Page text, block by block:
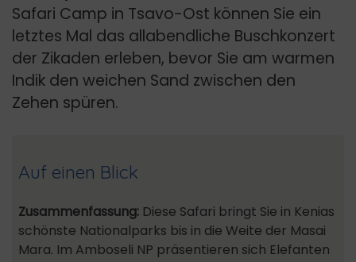
Safari Camp in Tsavo-Ost können Sie ein
letztes Mal das allabendliche Buschkonzert
der Zikaden erleben, bevor Sie am warmen
Indik den weichen Sand zwischen den
Zehen spüren.
Auf einen Blick
Zusammenfassung: Diese Safari bringt Sie in Kenias
schönste Nationalparks bis in die Weite der Masai
Mara. Im Amboseli NP präsentieren sich Elefanten